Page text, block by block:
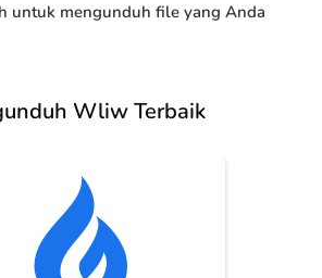
untuk mengunduh file yang Anda
Wliw Terbaik